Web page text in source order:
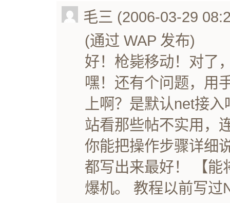
毛三 (2006-03-29
(通过 WAP 发布)
好！枪毙移动！对了
嘿！还有个问题，用
上啊？是默认net接
站看那些帖不实用，
你能把操作步骤详细
都写出来最好！ 【能
爆机。 教程以前写过